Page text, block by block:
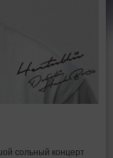
сольный концерт